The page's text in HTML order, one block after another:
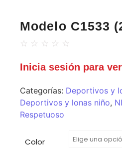
Modelo C1533
☆ ☆ ☆ ☆ ☆
Inicia sesión para
Categorías: Deportivos y
Deportivos y lonas niño,
Respetuoso
Color